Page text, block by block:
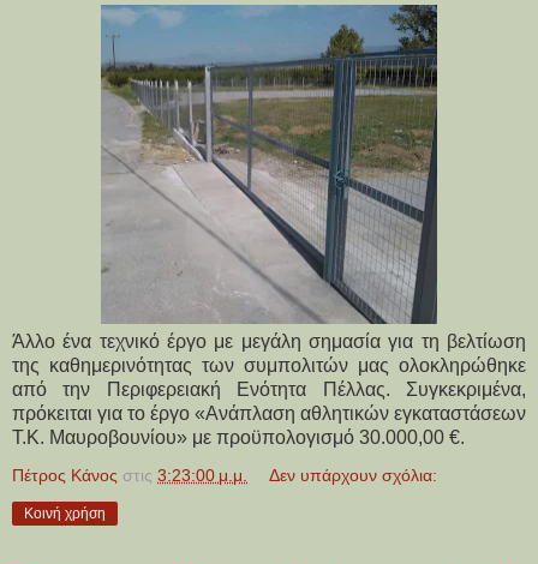
Άλλο ένα τεχνικό έργο με μεγάλη σημασία για τη βελτίωση
της καθημερινότητας των συμπολιτών μας ολοκληρώθηκε
από την Περιφερειακή Ενότητα Πέλλας. Συγκεκριμένα,
πρόκειται για το έργο «Ανάπλαση αθλητικών εγκαταστάσεων
Τ.Κ. Μαυροβουνίου» με προϋπολογισμό 30.000,00 €.
Πέτρος Κάνος στις 3:23:00 μ.μ. Δεν υπάρχουν σχόλια:
Κοινή χρήση